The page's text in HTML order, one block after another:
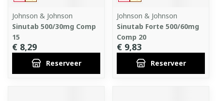
Johnson & Johnson
Sinutab 500/30mg Comp
15
€ 8,29
Reserveer
Johnson & Johnson
Sinutab Forte 500/60mg
Comp 20
€ 9,83
Reserveer